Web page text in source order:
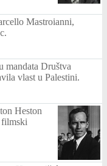
Mastroianni,
mandata Društva
vlast u Palestini.
Heston
filmski